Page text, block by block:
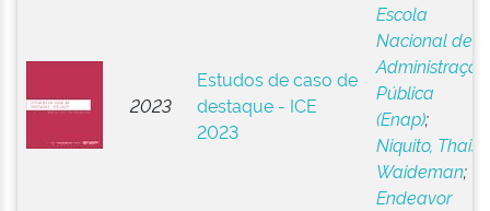
2023
Estudos de caso de
destaque - ICE
2023
Escola
Nacional de
Administração
Pública
(Enap);
Niquito, Thais
Waideman;
Endeavor